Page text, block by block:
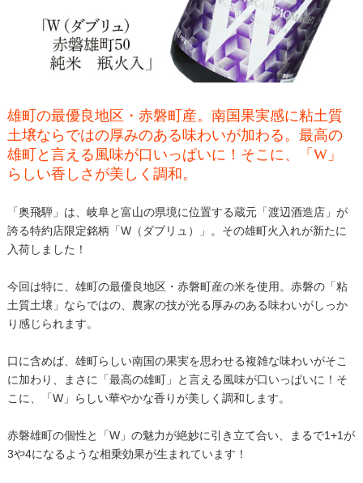
雄町の最優良地区・赤磐町産。南国果実感に粘土質
土壌ならではの厚みのある味わいが加わる。最高の
雄町と言える風味が口いっぱいに！そこに、「W」
らしい香しさが美しく調和。
「奥飛騨」は、岐阜と富山の県境に位置する蔵元「渡辺酒造店」が
誇る特約店限定銘柄「W（ダブリュ）」。その雄町火入れが新たに
入荷しました！
今回は特に、雄町の最優良地区・赤磐町産の米を使用。赤磐の「粘
土質土壌」ならではの、農家の技が光る厚みのある味わいがしっか
り感じられます。
口に含めば、雄町らしい南国の果実を思わせる複雑な味わいがそこ
に加わり、まさに「最高の雄町」と言える風味が口いっぱいに！そ
こに、「W」らしい華やかな香りが美しく調和します。
赤磐雄町の個性と「W」の魅力が絶妙に引き立て合い、まるで1+1が
3や4になるような相乗効果が生まれています！